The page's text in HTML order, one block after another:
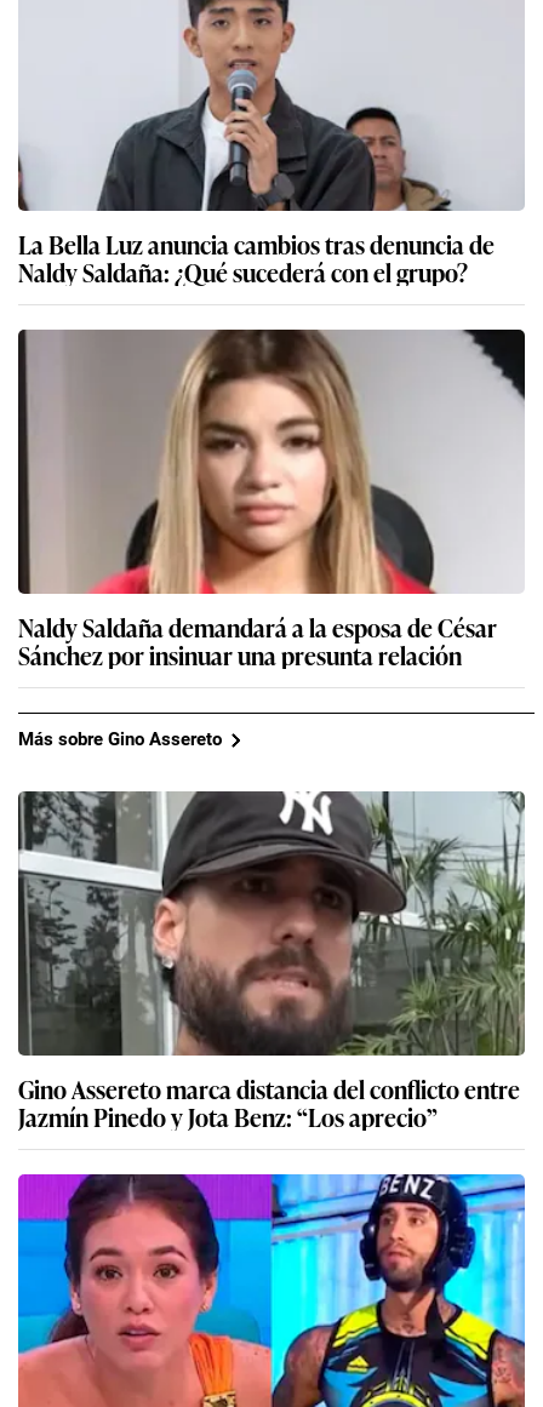
La Bella Luz anuncia cambios tras denuncia de
Naldy Saldaña: ¿Qué sucederá con el grupo?
Naldy Saldaña demandará a la esposa de César
Sánchez por insinuar una presunta relación
Más sobre Gino Assereto
Gino Assereto marca distancia del conflicto entre
Jazmín Pinedo y Jota Benz: “Los aprecio”